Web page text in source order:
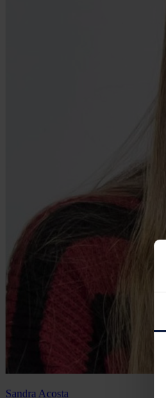
Sandra Acosta